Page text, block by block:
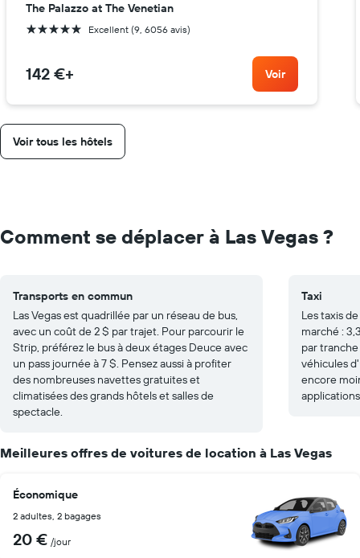
The Palazzo at The Venetian
5 étoiles Excellent (9, 6056 avis)
142 €+ Voir
Voir tous les hôtels
Comment se déplacer à Las Vegas ?
Transports en commun
Las Vegas est quadrillée par un réseau de bus,
avec un coût de 2 $ par trajet. Pour parcourir le
Strip, préférez le bus à deux étages Deuce avec
un pass journée à 7 $. Pensez aussi à profiter
des nombreuses navettes gratuites et
climatisées des grands hôtels et salles de
spectacle.
Taxi
Les taxis
marché :
par
véhicules
encore
Meilleures offres de voitures de location à Las Vegas
Économique
2 adultes, 2 bagages
20 € /jour